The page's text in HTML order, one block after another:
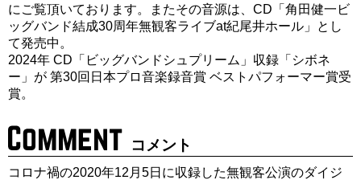
にご覧頂いております。またその音源は、CD「角田健一ビ
ッグバンド結成30周年無観客ライブat紀尾井ホール」とし
て発売中。
2024年 CD「ビッグバンドシュプリーム」収録「シボネ
ー」が 第30回日本プロ音楽録音賞 ベストパフォーマー賞受
賞。
コメント
コロナ禍の2020年12月5日に収録した無観客公演のダイジ